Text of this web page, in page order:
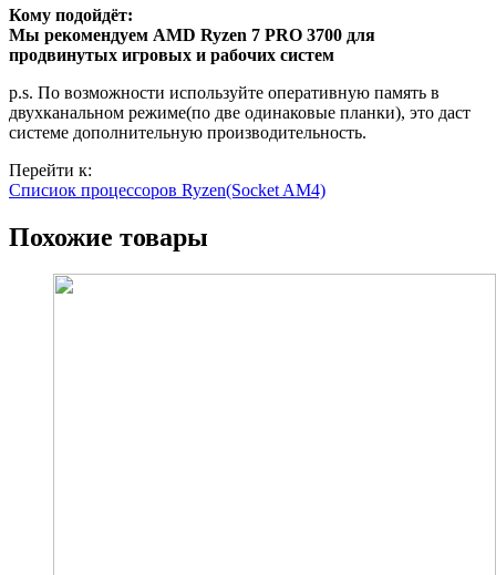
Кому подойдёт:
Мы рекомендуем AMD Ryzen 7 PRO 3700 для
продвинутых игровых и рабочих систем
p.s. По возможности используйте оперативную память в
двухканальном режиме(по две одинаковые планки), это даст
системе дополнительную производительность.
Перейти к:
Списиок процессоров Ryzen(Socket AM4)
Похожие товары